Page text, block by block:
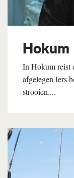
Hokum
In Hokum reist
afgelegen Iers
strooien....
Lees verder